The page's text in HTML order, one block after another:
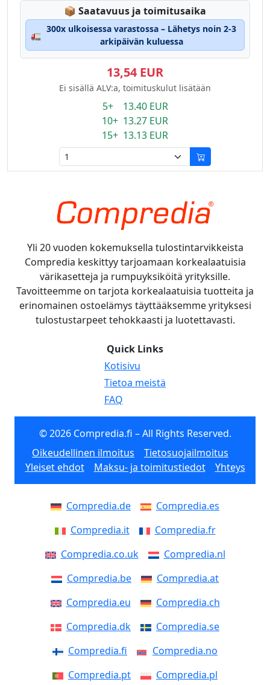
📦 Lagerstatus:
Saatavuus ja toimitusaika
🚛
300x ulkoisessa varastossa – Lähetys noin 2-3
arkipäivän kuluessa
13,54 EUR
Ei sisällä ALV:a, toimituskulut lisätään
5+ 13.40 EUR
10+ 13.27 EUR
15+ 13.13 EUR
Yli 20 vuoden kokemuksella tulostintarvikkeista
Compredia keskittyy tarjoamaan korkealaatuisia
värikasetteja ja rumpuyksiköitä yrityksille.
Tavoitteemme on tarjota korkealaatuisia tuotteita ja
erinomainen ostoelämys täyttääksemme yrityksesi
tulostustarpeet tehokkaasti ja luotettavasti.
Quick Links
Kotisivu
Tietoa meistä
FAQ
© 2026 Compredia.fi – All Rights Reserved.
Oikeudellinen ilmoitus
Tietosuojailmoitus
Yleiset ehdot
Maksu- ja toimitustiedot Yhteys
Compredia.de
Compredia.es
Compredia.it
Compredia.fr
Compredia.co.uk
Compredia.nl
Compredia.be
Compredia.at
Compredia.eu
Compredia.ch
Compredia.dk
Compredia.se
Compredia.fi
Compredia.no
Compredia.pt
Compredia.pl